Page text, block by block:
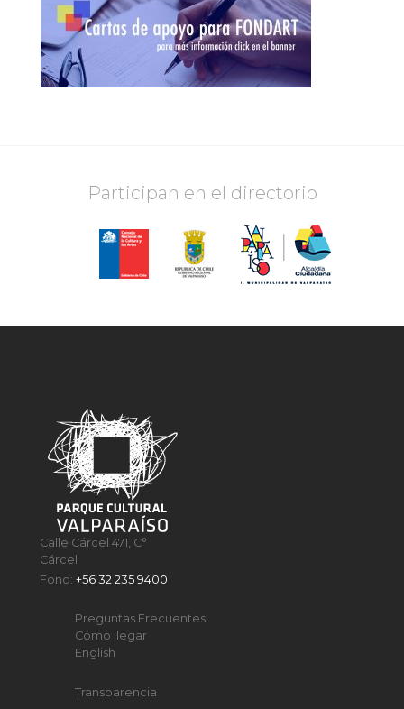
Participan en el directorio
Calle Cárcel 471, C°
Cárcel
Fono:+56 32 235 9400
Preguntas Frecuentes
Cómo llegar
English
Transparencia